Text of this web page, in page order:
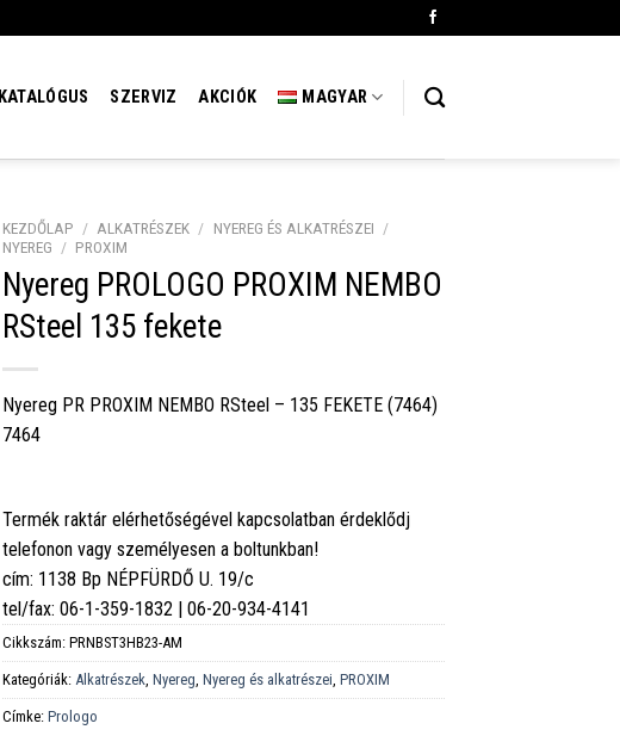
KATALÓGUS SZERVIZ AKCIÓK MAGYAR
KEZDŐLAP / ALKATRÉSZEK / NYEREG ÉS ALKATRÉSZEI /
NYEREG / PROXIM
Nyereg PROLOGO PROXIM NEMBO
RSteel 135 fekete
Nyereg PR PROXIM NEMBO RSteel – 135 FEKETE (7464)
7464
Termék raktár elérhetőségével kapcsolatban érdeklődj
telefonon vagy személyesen a boltunkban!
cím: 1138 Bp NÉPFÜRDŐ U. 19/c
tel/fax: 06-1-359-1832 | 06-20-934-4141
Cikkszám:PRNBST3HB23-AM
Kategóriák: Alkatrészek ,Nyereg ,Nyereg és alkatrészei ,PROXIM
Címke:Prologo